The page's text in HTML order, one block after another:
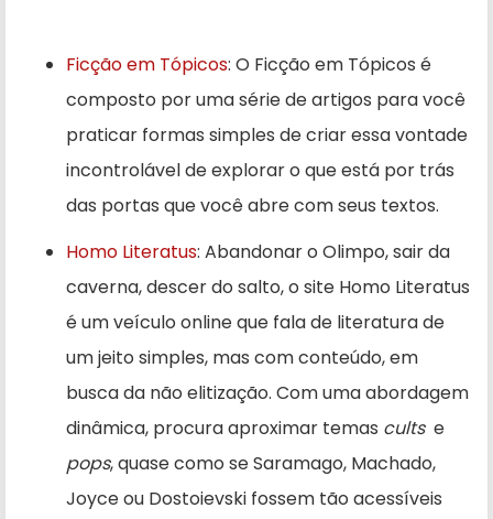
Ficção em Tópicos: O Ficção em Tópicos é
composto por uma série de artigos para você
praticar formas simples de criar essa vontade
incontrolável de explorar o que está por trás
das portas que você abre com seus textos.
Homo Literatus: Abandonar o Olimpo, sair da
caverna, descer do salto, o site Homo Literatus
é um veículo online que fala de literatura de
um jeito simples, mas com conteúdo, em
busca da não elitização. Com uma abordagem
dinâmica, procura aproximar temas cults e
pops, quase como se Saramago, Machado,
Joyce ou Dostoievski fossem tão acessíveis